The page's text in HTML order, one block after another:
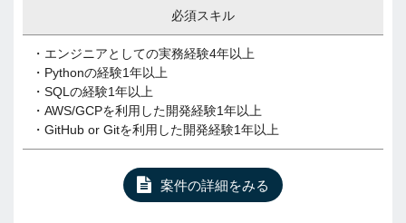
必須スキル
・エンジニアとしての実務経験4年以上
・Pythonの経験1年以上
・SQLの経験1年以上
・AWS/GCPを利用した開発経験1年以上
・GitHub or Gitを利用した開発経験1年以上
案件の詳細をみる